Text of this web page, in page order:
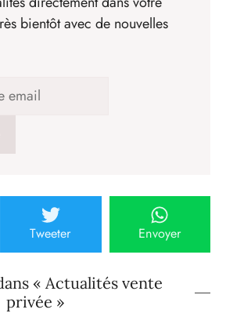
bientôt avec de nouvelles
Tweeter Envoyer
« Actualités vente
privée »